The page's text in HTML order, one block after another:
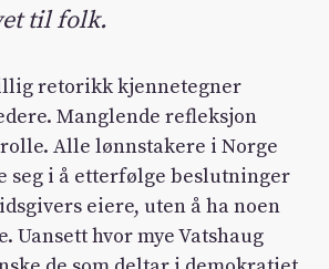
til folk.
retorikk kjennetegner
Manglende refleksjon
Alle lønnstakere i Norge
seg i å etterfølge beslutninger
eiere, uten å ha noen
Uansett hvor mye Vatshaug